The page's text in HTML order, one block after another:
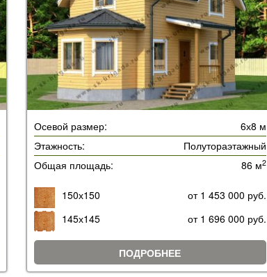
Осевой размер:
6х8 м
Этажность:
Полутораэтажный
Общая площадь:
86 м2
150х150
от 1 453 000 руб.
145х145
от 1 696 000 руб.
ПОДРОБНЕЕ